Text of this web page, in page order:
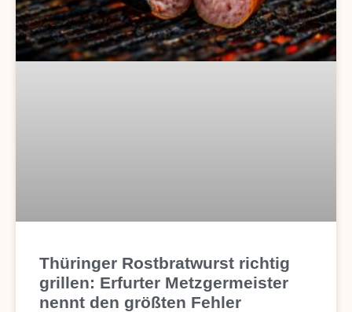
Thüringer Rostbratwurst richtig
grillen: Erfurter Metzgermeister
nennt den größten Fehler